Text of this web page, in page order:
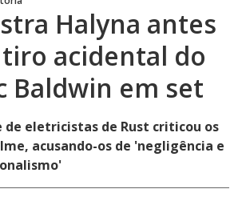
Halyna antes
acidental do
Baldwin em set
de eletricistas de Rust criticou os
acusando-os de 'negligência e